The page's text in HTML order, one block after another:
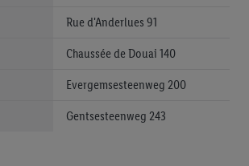
Rue d'Anderlues 91
Chaussée de Douai 140
Evergemsesteenweg 200
Gentsesteenweg 243